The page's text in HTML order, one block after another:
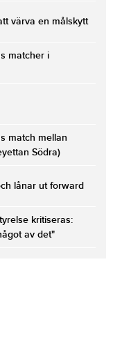
värva en målskytt
matcher i
match mellan
Södra)
lånar ut forward
kritiseras:
av det"